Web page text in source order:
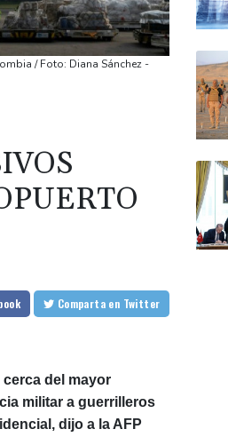
/ Foto: Diana Sánchez -
Comparta en Twitter
del mayor
militar a guerrilleros
dijo a la AFP